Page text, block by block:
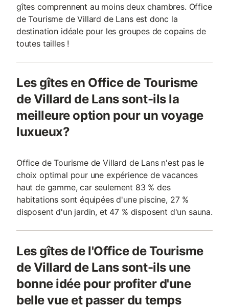
gîtes comprennent au moins deux chambres. Office
de Tourisme de Villard de Lans est donc la
destination idéale pour les groupes de copains de
toutes tailles !
Les gîtes en Office de Tourisme
de Villard de Lans sont-ils la
meilleure option pour un voyage
luxueux?
Office de Tourisme de Villard de Lans n'est pas le
choix optimal pour une expérience de vacances
haut de gamme, car seulement 83 % des
habitations sont équipées d'une piscine, 27 %
disposent d'un jardin, et 47 % disposent d'un sauna.
Les gîtes de l'Office de Tourisme
de Villard de Lans sont-ils une
bonne idée pour profiter d'une
belle vue et passer du temps